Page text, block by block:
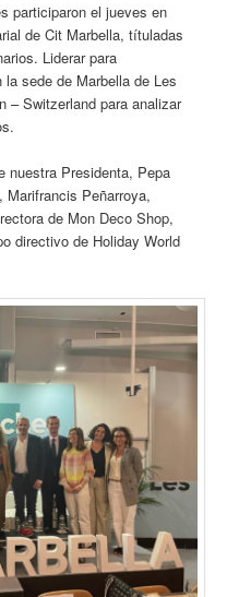
participaron el jueves en
de Cit Marbella, títuladas
Liderar para
la sede de Marbella de Les
– Switzerland para analizar
nuestra Presidenta, Pepa
Marifrancis Peñarroya,
de Mon Deco Shop,
directivo de Holiday World